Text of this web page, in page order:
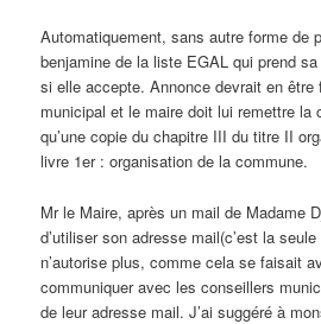
Automatiquement, sans autre forme de
benjamine de la liste EGAL qui prend
si elle accepte. Annonce devrait en être
municipal et le maire doit lui remettre la
qu’une copie du chapitre III du titre II
livre 1er : organisation de la commune.
Mr le Maire, après un mail de Madame
d’utiliser son adresse mail(c’est la
n’autorise plus, comme cela se faisait
communiquer avec les conseillers
de leur adresse mail. J’ai suggéré à